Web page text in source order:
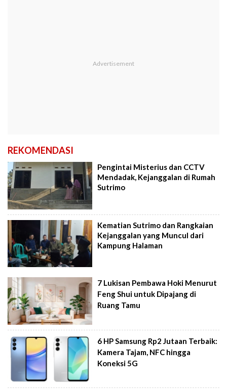
REKOMENDASI
Pengintai Misterius dan CCTV
Mendadak, Kejanggalan di Rumah
Sutrimo
Kematian Sutrimo dan Rangkaian
Kejanggalan yang Muncul dari
Kampung Halaman
7 Lukisan Pembawa Hoki Menurut
Feng Shui untuk Dipajang di
Ruang Tamu
6 HP Samsung Rp2 Jutaan Terbaik:
Kamera Tajam, NFC hingga
Koneksi 5G